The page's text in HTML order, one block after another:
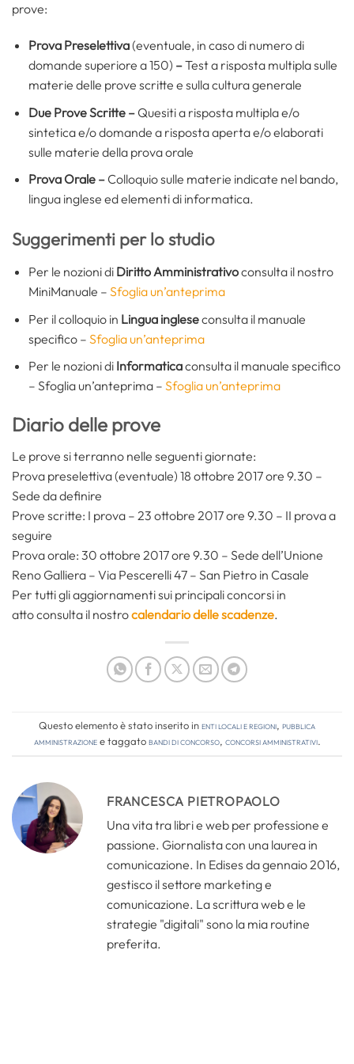
prove:
Prova Preselettiva(eventuale, in caso di numero di
domande superiore a 150) –Test a risposta multipla sulle
materie delle prove scritte e sulla cultura generale
Due Prove Scritte –Quesiti a risposta multipla e/o
sintetica e/o domande a risposta aperta e/o elaborati
sulle materie della prova orale
Prova Orale –Colloquio sulle materie indicate nel bando,
lingua inglese ed elementi di informatica.
Suggerimenti per lo studio
Per le nozioni di Diritto Amministrativoconsulta il nostro
MiniManuale – Sfoglia un’anteprima
Per il colloquio in Lingua ingleseconsulta il manuale
specifico – Sfoglia un’anteprima
Per le nozioni di Informaticaconsulta il manuale specifico
– Sfoglia un’anteprima – Sfoglia un’anteprima
Diario delle prove
Le prove si terranno nelle seguenti giornate:
Prova preselettiva (eventuale) 18 ottobre 2017 ore 9.30 –
Sede da definire
Prove scritte: I prova – 23 ottobre 2017 ore 9.30 – II prova a
seguire
Prova orale: 30 ottobre 2017 ore 9.30 – Sede dell’Unione
Reno Galliera – Via Pescerelli 47 – San Pietro in Casale
Per tutti gli aggiornamenti sui principali concorsi in
atto consulta il nostrocalendario delle scadenze.
Questo elemento è stato inserito inEnti locali e regioni, Pubblica
amministrazionee taggatobandi di concorso, concorsi amministrativi.
FRANCESCA PIETROPAOLO
Una vita tra libri e web per professione e
passione. Giornalista con una laurea in
comunicazione. In Edises da gennaio 2016,
gestisco il settore marketing e
comunicazione. La scrittura web e le
strategie "digitali" sono la mia routine
preferita.